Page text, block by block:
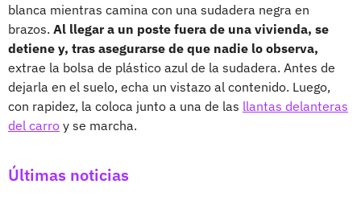
blanca mientras camina con una sudadera negra en
brazos. Al llegar a un poste fuera de una vivienda, se
detiene y, tras asegurarse de que nadie lo observa,
extrae la bolsa de plástico azul de la sudadera. Antes de
dejarla en el suelo, echa un vistazo al contenido. Luego,
con rapidez, la coloca junto a una de las llantas delanteras
del carro y se marcha.
Últimas noticias